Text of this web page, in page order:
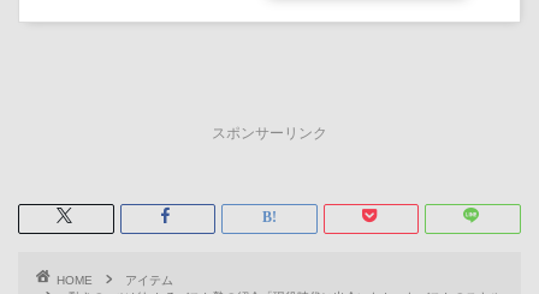
スポンサーリンク
HOME
アイテム